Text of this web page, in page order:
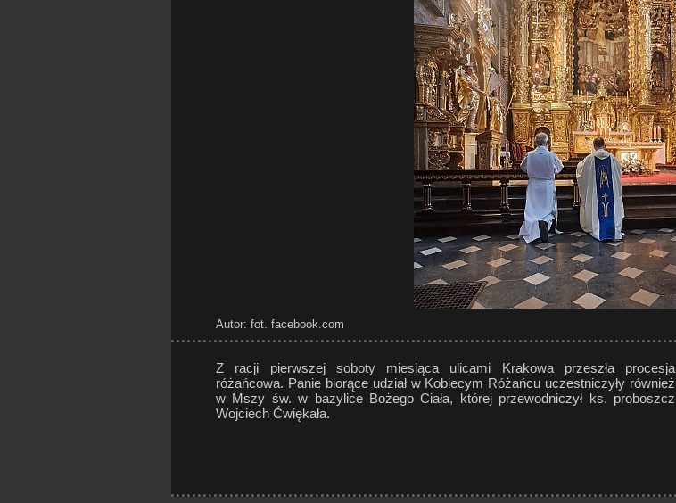
Autor: fot. facebook.com
Z racji pierwszej soboty miesiąca ulicami Krakowa przeszła procesja
różańcowa. Panie biorące udział w Kobiecym Różańcu uczestniczyły również
w Mszy św. w bazylice Bożego Ciała, której przewodniczył ks. proboszcz
Wojciech Ćwiękała.